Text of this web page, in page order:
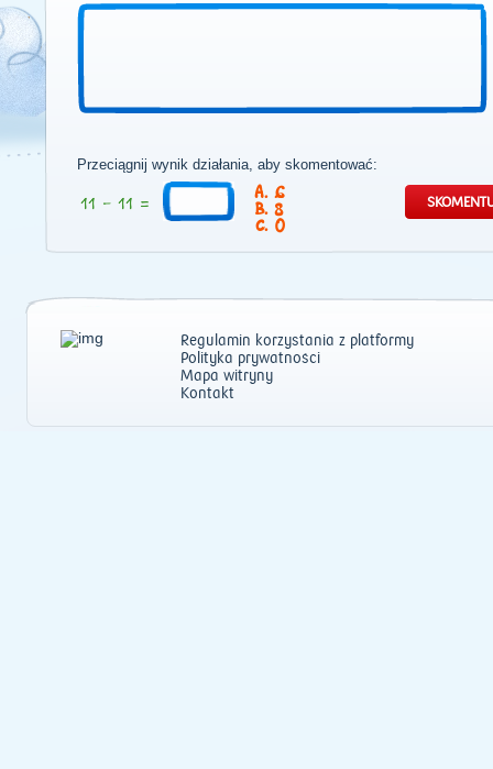
Przeciągnij wynik działania, aby skomentować:
6
8
0
Regulamin korzystania z platformy
Polityka prywatności
Mapa witryny
Kontakt